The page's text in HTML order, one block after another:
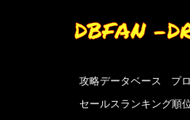
DBFAN -
攻略データベース プ
セールスランキング順